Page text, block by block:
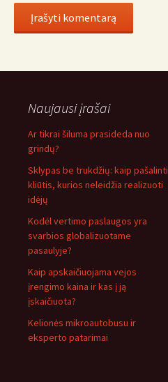
Naujausi įrašai
Ar tikrai šiluma prasideda nuo
grindų?
Sklypas be trukdžių: kaip pašalinti
kliūtis, kurios neleidžia realizuoti
idėjų
Kodėl vertimo paslaugos yra
svarbios globalizuotame
pasaulyje?
Kaip apskaičiuojama vejos
įrengimo kaina ir kas į ją
įskaičiuota?
Kelionės mikroautobusu ir
eksperto patarimai